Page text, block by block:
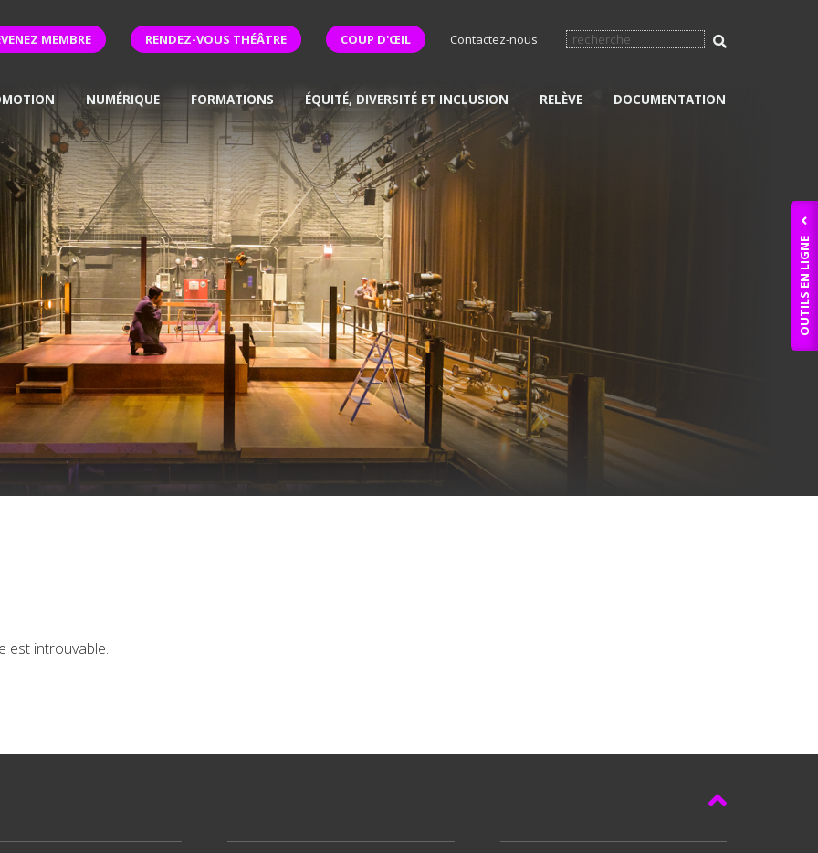
MEMBRE RENDEZ-VOUS THÉÂTRE COUP D'ŒIL Contactez-nous
NUMÉRIQUE FORMATIONS ÉQUITÉ, DIVERSITÉ ET INCLUSION RELÈVE DOCUMENTATION
OUTILS EN LIGNE
est introuvable.